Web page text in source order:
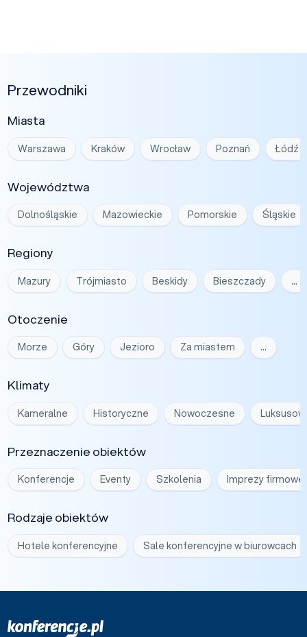
Przewodniki
Miasta
Warszawa Kraków Wrocław Poznań Łódź
Województwa
Dolnośląskie Mazowieckie Pomorskie Śląskie
Regiony
Mazury Trójmiasto Beskidy Bieszczady …
Otoczenie
Morze Góry Jezioro Za miastem …
Klimaty
Kameralne Historyczne Nowoczesne
Przeznaczenie obiektów
Konferencje Eventy Szkolenia Imprezy firmowe
Rodzaje obiektów
Hotele konferencyjne Sale konferencyjne w biurowcach